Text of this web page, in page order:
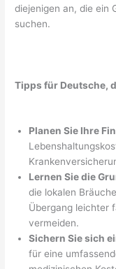
diejenigen an, die ein
suchen.
Tipps für Deutsche,
Planen Sie Ihre
Lernen Sie die
die lokalen
Übergang leichter
vermeiden.
Sichern Sie sich
für eine